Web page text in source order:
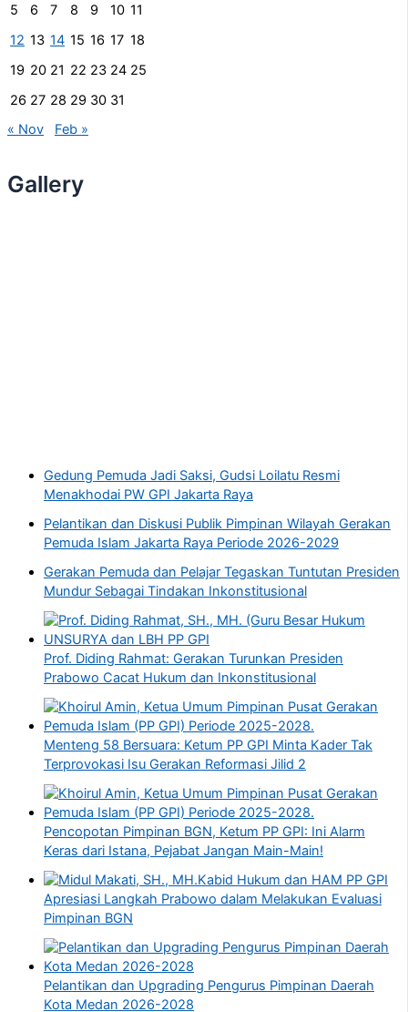
5
6 7 8 9 10 11
12 13 14 15 16 17 18
19 20 21 22 23 24 25
26 27 28 29 30 31
« Nov
Feb »
Gallery
Gedung Pemuda Jadi Saksi, Gudsi Loilatu Resmi
Menakhodai PW GPI Jakarta Raya
Pelantikan dan Diskusi Publik Pimpinan Wilayah Gerakan
Pemuda Islam Jakarta Raya Periode 2026-2029
Gerakan Pemuda dan Pelajar Tegaskan Tuntutan Presiden
Mundur Sebagai Tindakan Inkonstitusional
Prof. Diding Rahmat: Gerakan Turunkan Presiden
Prabowo Cacat Hukum dan Inkonstitusional
Menteng 58 Bersuara: Ketum PP GPI Minta Kader Tak
Terprovokasi Isu Gerakan Reformasi Jilid 2
Pencopotan Pimpinan BGN, Ketum PP GPI: Ini Alarm
Keras dari Istana, Pejabat Jangan Main-Main!
Kabid Hukum dan HAM PP GPI
Apresiasi Langkah Prabowo dalam Melakukan Evaluasi
Pimpinan BGN
Pelantikan dan Upgrading Pengurus Pimpinan Daerah
Kota Medan 2026-2028